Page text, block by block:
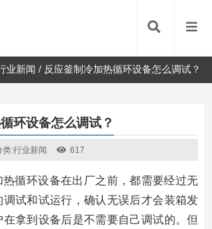
业新闻 / 反应釜制冷加热循环设备怎么调试？
环设备怎么调试？
类:行业新闻 617
热循环设备在出厂之前，都需要经过无
试和试运行，确认无误后才会装箱发
拿到设备后是不需要自己调试的。但